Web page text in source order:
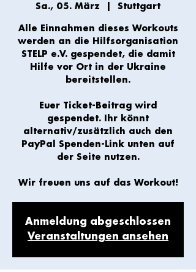
Sa., 05. März Stuttgart
Alle Einnahmen dieses Workouts
werden an die Hilfsorganisation
STELP e.V. gespendet, die damit
Hilfe vor Ort in der Ukraine
bereitstellen.
Euer Ticket-Beitrag wird
gespendet. Ihr könnt
alternativ/zusätzlich auch den
PayPal Spenden-Link unten auf
der Seite nutzen.
Wir freuen uns auf das Workout!
Anmeldung abgeschlossen
Veranstaltungen ansehen